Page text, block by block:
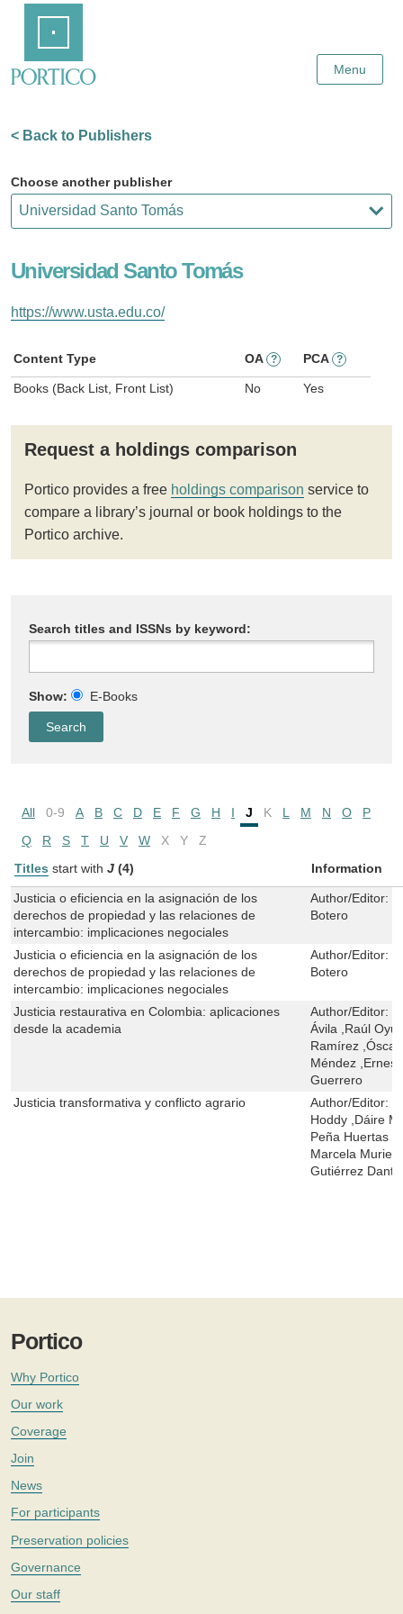
Content
Menu
< Back to Publishers
Choose another publisher
Universidad Santo Tomás
https://www.usta.edu.co/
Content Type OA ? PCA ?
Books (Back List, Front List) No Yes
Request a holdings comparison
Portico provides a free holdings comparison service to
compare a library’s journal or book holdings to the
Portico archive.
Search titles and ISSNs by keyword:
Show: E-Books
All 0-9 A B C D E F G H I J K L M N O
P
Q
R S T U V W X Y
Z
Titles start with J (4) Information
Justicia o eficiencia en la asignación de los
derechos de propiedad y las relaciones de
intercambio: implicaciones negociales
Author/Editor:
Botero
Justicia o eficiencia en la asignación de los
derechos de propiedad y las relaciones de
intercambio: implicaciones negociales
Author/Editor:
Botero
Justicia restaurativa en Colombia: aplicaciones
desde la academia
Author/Editor:
Ávila ,Raúl
Ramírez
Méndez
Guerrero
Justicia transformativa y conflicto agrario
Author/Editor:
Hoddy ,Dáire
Peña Huertas
Marcela Muriel
Gutiérrez
Portico
Why Portico
Our work
Coverage
Join
News
For participants
Preservation policies
Governance
Our staff